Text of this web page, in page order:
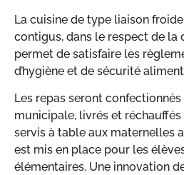
La cuisine de type liaison
contigus, dans le respect de la
permet de satisfaire les
d’hygiène et de sécurité
Les repas seront
municipale, livrés et réchauffés
servis à table aux maternelles
est mis en place pour les
élémentaires. Une innovation